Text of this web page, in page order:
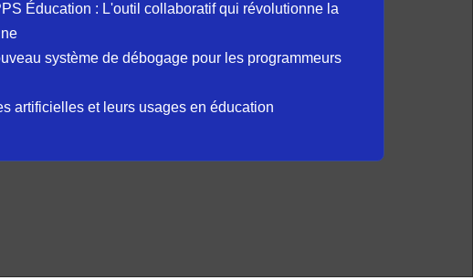
Éducation : L'outil collaboratif qui révolutionne la
système de débogage pour les programmeurs
artificielles et leurs usages en éducation